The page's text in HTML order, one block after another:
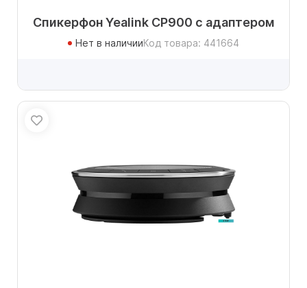
Спикерфон Yealink CP900 с адаптером
Нет в наличииКод товара: 441664